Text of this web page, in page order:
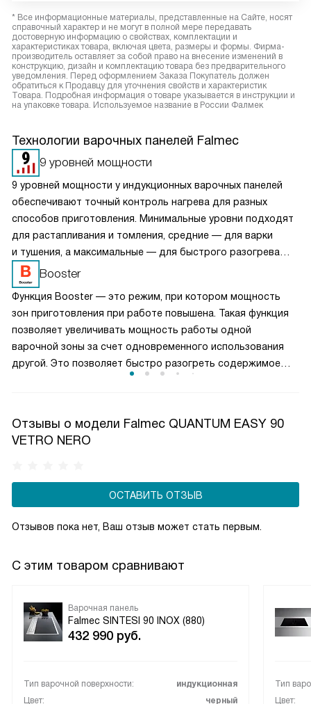
* Все информационные материалы, представленные на Сайте, носят
справочный характер и не могут в полной мере передавать
достоверную информацию о свойствах, комплектации и
характеристиках товара, включая цвета, размеры и формы. Фирма-
производитель оставляет за собой право на внесение изменений в
конструкцию, дизайн и комплектацию товара без предварительного
уведомления. Перед оформлением Заказа Покупатель должен
обратиться к Продавцу для уточнения свойств и характеристик
Товара. Подробная информация о товаре указывается в инструкции и
на упаковке товара. Используемое название в России Фалмек
Технологии варочных панелей Falmec
9 уровней мощности
9 уровней мощности у индукционных варочных панелей
обеспечивают точный контроль нагрева для разных
способов приготовления. Минимальные уровни подходят
для растапливания и томления, средние — для варки
и тушения, а максимальные — для быстрого разогрева
и жарки. Плавная регулировка позволяет избежать
пригорания и сохранить вкус блюд. Такая система делает
готовку более предсказуемой, экономит энергию
и повышает комфорт использования индукционной
панели.
Booster
Функция Booster — это режим, при котором мощность
зон приготовления при работе повышена. Такая функция
позволяет увеличивать мощность работы одной
варочной зоны за счет одновременного использования
другой. Это позволяет быстро разогреть содержимое
Отзывы о модели Falmec QUANTUM EASY 90
VETRO NERO
ОСТАВИТЬ ОТЗЫВ
Отзывов пока нет, Ваш отзыв может стать первым.
С этим товаром сравнивают
Варочная панель
Falmec SINTESI 90 INOX (880)
432 990 руб.
Тип варочной поверхности:
индукционная
Цвет:
черный
Тип
Цвет: